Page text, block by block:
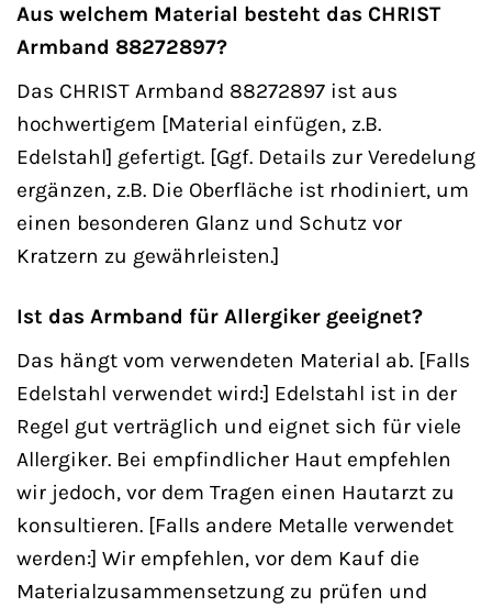
Aus welchem Material besteht das CHRIST
Armband 88272897?
Das CHRIST Armband 88272897 ist aus
hochwertigem [Material einfügen, z.B.
Edelstahl] gefertigt. [Ggf. Details zur Veredelung
ergänzen, z.B. Die Oberfläche ist rhodiniert, um
einen besonderen Glanz und Schutz vor
Kratzern zu gewährleisten.]
Ist das Armband für Allergiker geeignet?
Das hängt vom verwendeten Material ab. [Falls
Edelstahl verwendet wird:] Edelstahl ist in der
Regel gut verträglich und eignet sich für viele
Allergiker. Bei empfindlicher Haut empfehlen
wir jedoch, vor dem Tragen einen Hautarzt zu
konsultieren. [Falls andere Metalle verwendet
werden:] Wir empfehlen, vor dem Kauf die
Materialzusammensetzung zu prüfen und